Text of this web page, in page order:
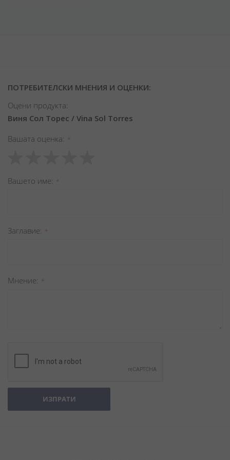
ПОТРЕБИТЕЛСКИ МНЕНИЯ И ОЦЕНКИ:
Оцени продукта:
Виня Сол Торес / Vina Sol Torres
Вашата оценка
star
stars
stars
stars
stars
Вашето име
Заглавиe
Мнение
ИЗПРАТИ